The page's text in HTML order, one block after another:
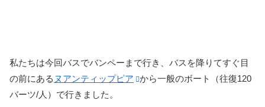
私たちは今回バスでバンペーまで行き、バスを降りてすぐ目
の前にある ヌアンティップピア
から一般のボート（往復120
バーツ/人）で行きました。